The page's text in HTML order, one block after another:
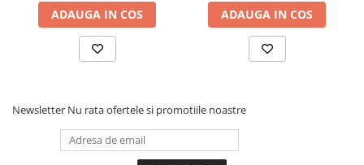
Bare Led
Cabluri de Alimentare
Case-uri de lumini
Efecte de lumini
Masini de fum si ceata
ADAUGA IN COS ADAUGA IN COS
Newsletter Nu rata ofertele si promotiile noastre